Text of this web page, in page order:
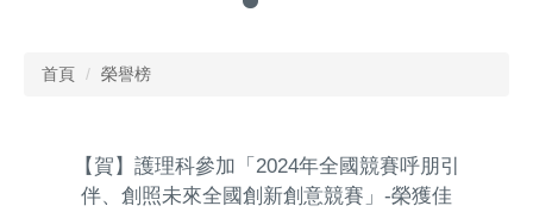
首頁 榮譽榜
【賀】護理科參加「2024年全國競賽呼朋引
伴、創照未來全國創新創意競賽」-榮獲佳